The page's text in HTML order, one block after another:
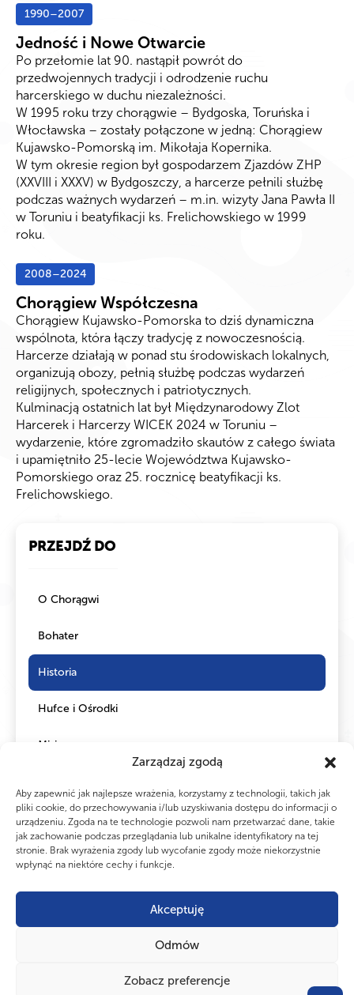
Zarządzaj zgodą
Aby zapewnić jak najlepsze wrażenia, korzystamy z technologii, takich jak
pliki cookie, do przechowywania i/lub uzyskiwania dostępu do informacji o
urządzeniu. Zgoda na te technologie pozwoli nam przetwarzać dane, takie
jak zachowanie podczas przeglądania lub unikalne identyfikatory na tej
stronie. Brak wyrażenia zgody lub wycofanie zgody może niekorzystnie
wpłynąć na niektóre cechy i funkcje.
Akceptuję
Odmów
Zobacz preferencje
1990–2007
Jedność i Nowe Otwarcie
Po przełomie lat 90. nastąpił powrót do
przedwojennych tradycji i odrodzenie ruchu
harcerskiego w duchu niezależności.
W 1995 roku trzy chorągwie – Bydgoska, Toruńska i
Włocławska – zostały połączone w jedną: Chorągiew
Kujawsko-Pomorską im. Mikołaja Kopernika.
W tym okresie region był gospodarzem Zjazdów ZHP
(XXVIII i XXXV) w Bydgoszczy, a harcerze pełnili służbę
podczas ważnych wydarzeń – m.in. wizyty Jana Pawła II
w Toruniu i beatyfikacji ks. Frelichowskiego w 1999
roku.
2008–2024
Chorągiew Współczesna
Chorągiew Kujawsko-Pomorska to dziś dynamiczna
wspólnota, która łączy tradycję z nowoczesnością.
Harcerze działają w ponad stu środowiskach lokalnych,
organizują obozy, pełnią służbę podczas wydarzeń
religijnych, społecznych i patriotycznych.
Kulminacją ostatnich lat był Międzynarodowy Zlot
Harcerek i Harcerzy WICEK 2024 w Toruniu –
wydarzenie, które zgromadziło skautów z całego świata
i upamiętniło 25-lecie Województwa Kujawsko-
Pomorskiego oraz 25. rocznicę beatyfikacji ks.
Frelichowskiego.
PRZEJDŹ DO
O Chorągwi
Bohater
Historia
Hufce i Ośrodki
Misja
CZY WIESZ, ŻE...
ZHP ma swój własny język gestów i znaków. Harcerki i harcerze już od